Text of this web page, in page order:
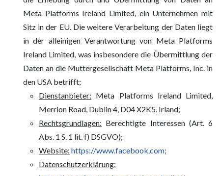
Meta Platforms Ireland Limited, ein Unternehmen mit
Sitz in der EU. Die weitere Verarbeitung der Daten liegt
in der alleinigen Verantwortung von Meta Platforms
Ireland Limited, was insbesondere die Übermittlung der
Daten an die Muttergesellschaft Meta Platforms, Inc. in
den USA betrifft;
Dienstanbieter: Meta Platforms Ireland Limited,
Merrion Road, Dublin 4, D04 X2K5, Irland;
Rechtsgrundlagen: Berechtigte Interessen (Art. 6
Abs. 1 S. 1 lit. f) DSGVO);
Website: https://www.facebook.com;
Datenschutzerklärung: